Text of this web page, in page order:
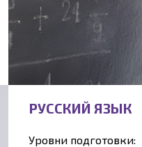
РУССКИЙ ЯЗЫК
Уровни подготовки: